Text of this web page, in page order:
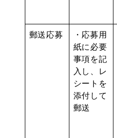
郵送応募
・応募用
紙に必要
事項を記
入し、レ
シートを
添付して
郵送